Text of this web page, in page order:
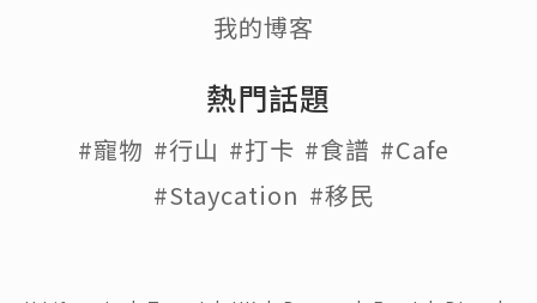
我的博客
熱門話題
#寵物 #行山 #打卡 #食譜 #Cafe
#Staycation #移民